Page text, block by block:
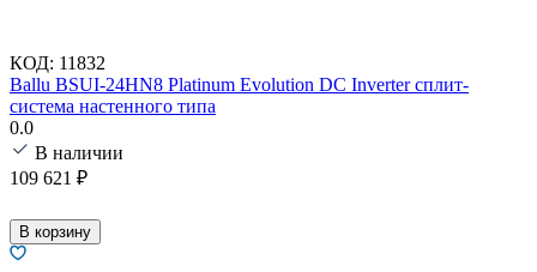
КОД: 11832
Ballu BSUI-24HN8 Platinum Evolution DC Inverter сплит-
система настенного типа
0.0
В наличии
109 621 ₽
В корзину